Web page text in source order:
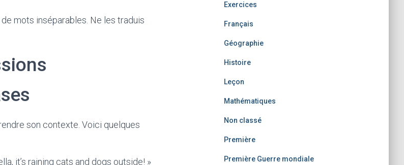
mots inséparables. Ne les traduis
son contexte. Voici quelques
it’s raining cats and dogs outside! »
Exercices
Français
Géographie
Histoire
Leçon
Mathématiques
Non classé
Première
Première Guerre mondiale